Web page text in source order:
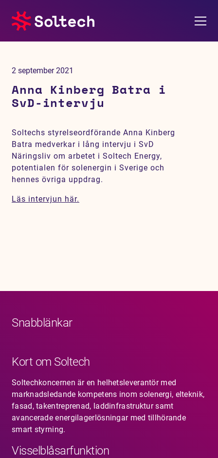
Tjänster
Referensprojekt
Investerare
Hållbarhet
2 september 2021
Anna Kinberg Batra i
SvD-intervju
Soltechs styrelseordförande Anna Kinberg
Batra medverkar i lång intervju i SvD
Näringsliv om arbetet i Soltech Energy,
potentialen för solenergin i Sverige och
hennes övriga uppdrag.
Läs intervjun här.
Snabblänkar
Kort om Soltech
Soltechkoncernen är en helhetsleverantör med
marknadsledande kompetens inom solenergi, elteknik,
fasad, takentreprenad, laddinfrastruktur samt
avancerade energilagerlösningar med tillhörande
smart styrning.
Visselblåsarfunktion